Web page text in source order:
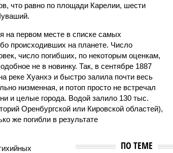
что равно по площади Карелии, шести
на первом месте в списке самых
происходивших на планете. Число
число погибших, по некоторым оценкам,
не в новинку. Так, в сентябре 1887
реке Хуанхэ и быстро залила почти весь
низменная, и потоп просто не встречал
и целые города. Водой залило 130 тыс.
Оренбургской или Кировской областей),
же погибли в результате
ПО ТЕМЕ